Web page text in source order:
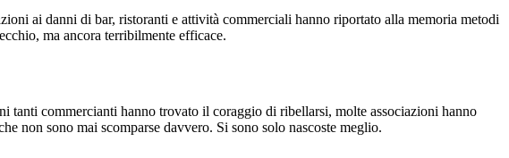
ai danni di bar, ristoranti e attività commerciali hanno riportato alla memoria metodi
ma ancora terribilmente efficace.
tanti commercianti hanno trovato il coraggio di ribellarsi, molte associazioni hanno
non sono mai scomparse davvero. Si sono solo nascoste meglio.